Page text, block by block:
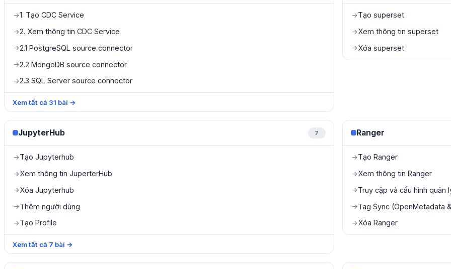
→1. Tạo CDC Service
→2. Xem thông tin CDC Service
→2.1 PostgreSQL source connector
→2.2 MongoDB source connector
→2.3 SQL Server source connector
Xem tất cả 31 bài →
→Tạo superset
→Xem thông tin superset
→Xóa superset
JupyterHub 7
→Tạo Jupyterhub
→Xem thông tin JuperterHub
→Xóa Jupyterhub
→Thêm người dùng
→Tạo Profile
Xem tất cả 7 bài →
Ranger
→Tạo Ranger
→Xem thông tin Ranger
→Truy cập và cấu hình quản
→Tag Sync (OpenMetadata
→Xóa Ranger